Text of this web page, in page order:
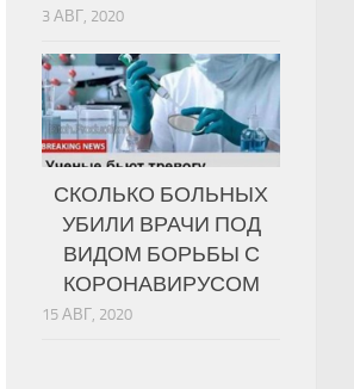
3 АВГ, 2020
СКОЛЬКО БОЛЬНЫХ
УБИЛИ ВРАЧИ ПОД
ВИДОМ БОРЬБЫ С
КОРОНАВИРУСОМ
15 АВГ, 2020